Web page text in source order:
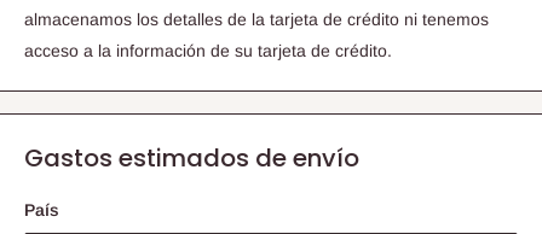
almacenamos los detalles de la tarjeta de crédito ni tenemos
acceso a la información de su tarjeta de crédito.
Gastos estimados de envío
País